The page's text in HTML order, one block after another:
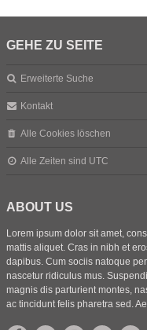
GEHE ZU SEITE
Erweiterte Suche
Kontakt
Alle Cookies löschen
Alle Zeiten sind UTC
ABOUT US
Lorem ipsum dolor sit amet,
mattis aliquet. Cras in nibh et
dapibus. Cum sociis natoque
nascetur ridiculus mus.
magnis dis parturient montes,
ac tincidunt felis pharetra sed.